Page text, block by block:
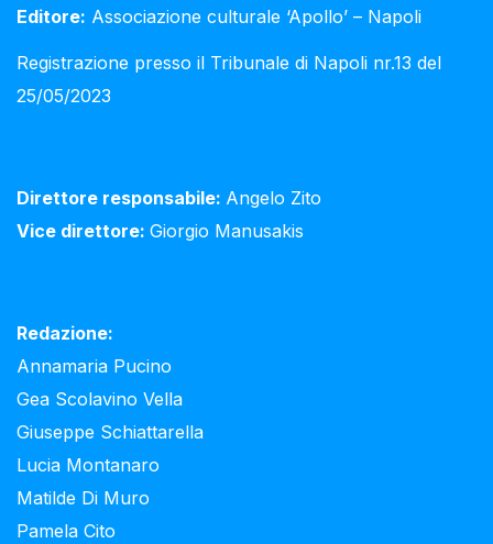
Editore: Associazione culturale ‘Apollo’ – Napoli
Registrazione presso il Tribunale di Napoli nr.13 del
25/05/2023
Direttore responsabile: Angelo Zito
Vice direttore: Giorgio Manusakis
Redazione:
Annamaria Pucino
Gea Scolavino Vella
Giuseppe Schiattarella
Lucia Montanaro
Matilde Di Muro
Pamela Cito